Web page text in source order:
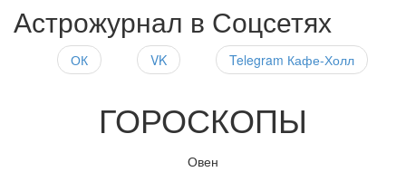
Астрожурнал в Соцсетях
ОК VK Telegram Кафе-Холл
ГОРОСКОПЫ
Овен